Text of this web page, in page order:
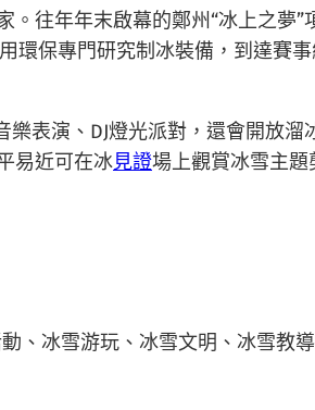
往年年末啟幕的鄭州“冰上之夢
環保專門研究制冰裝備，到達賽
樂表演、DJ燈光派對，還會開放
易近可在冰見證場上觀賞冰雪主
、冰雪游玩、冰雪文明、冰雪